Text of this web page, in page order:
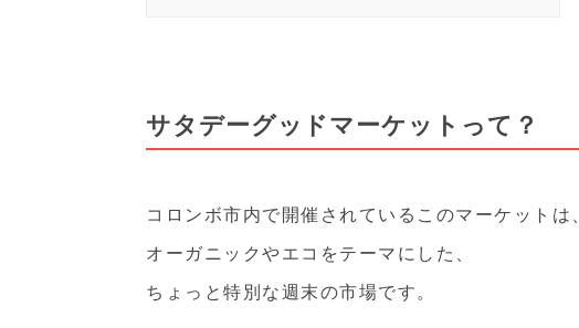
サタデーグッドマーケットって？
コロンボ市内で開催されているこのマーケットは、
オーガニックやエコをテーマにした、
ちょっと特別な週末の市場です。